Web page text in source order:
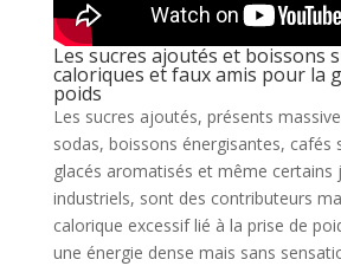
Les sucres ajoutés et boissons
caloriques et faux amis pour la
poids
Les sucres ajoutés, présents
sodas, boissons énergisantes, cafés
glacés aromatisés et même certains
industriels, sont des contributeurs
calorique excessif lié à la prise de
une énergie dense mais sans